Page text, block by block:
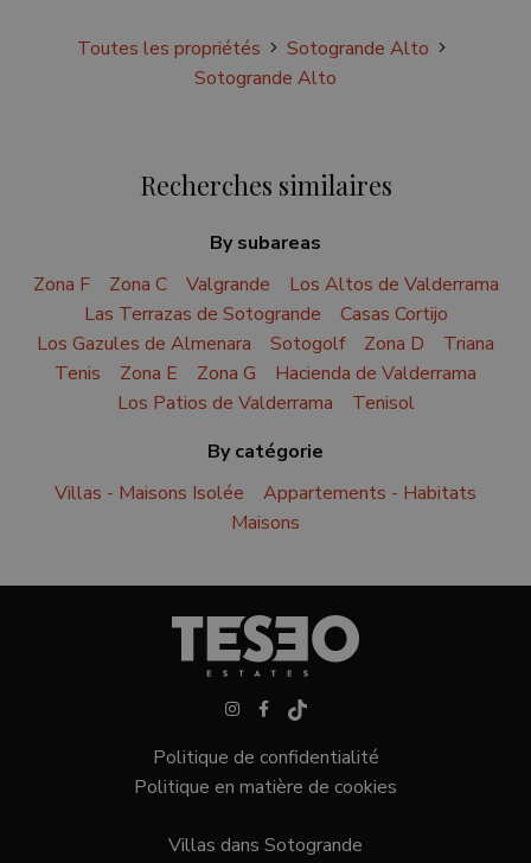
Toutes les propriétés
Sotogrande Alto
Sotogrande Alto
Recherches similaires
By subareas
Zona F
Zona C Valgrande
Los Altos de Valderrama
Las Terrazas de Sotogrande
Casas Cortijo
Los Gazules de Almenara
Sotogolf Zona D
Triana
Tenis
Zona E Zona G
Hacienda de Valderrama
Los Patios de Valderrama
Tenisol
By catégorie
Villas - Maisons Isolée
Appartements - Habitats
Maisons
Politique de confidentialité
Politique en matière de cookies
Villas dans Sotogrande